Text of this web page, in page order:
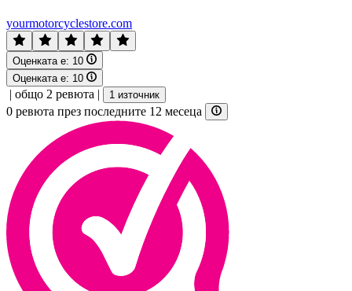
yourmotorcyclestore.com
Оценката е: 10
Оценката е: 10
| общо 2 ревюта | 1 източник
0 ревюта през последните 12 месеца